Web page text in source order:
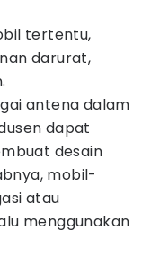
tertentu,
darurat,
antena dalam
dapat
desain
mobil-
atau
menggunakan